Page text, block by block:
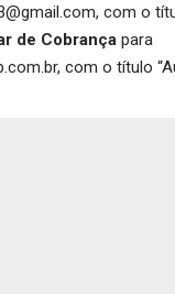
com o
de Cobrança para
com o título